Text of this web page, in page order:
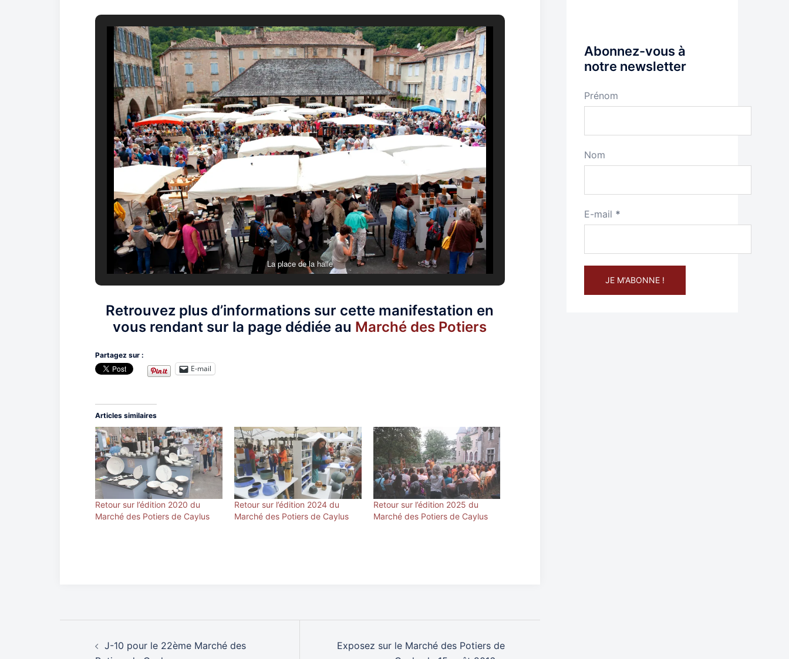
La place de la halle
Retrouvez plus d’informations sur cette manifestation en
vous rendant sur la page dédiée au Marché des Potiers
Partagez sur :
E-mail
Articles similaires
Retour sur l’édition 2020 du
Marché des Potiers de Caylus
Retour sur l’édition 2024 du
Marché des Potiers de Caylus
Retour sur l’édition 2025 du
Marché des Potiers de Caylus
Navigation
J-10 pour le 22ème Marché des
Exposez sur le Marché des Potiers de
Abonnez-vous à
notre newsletter
Prénom
Nom
E-mail *